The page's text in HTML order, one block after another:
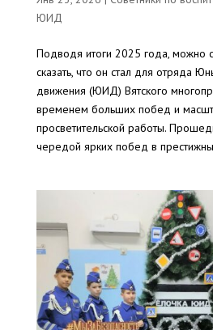
ЮИД
Подводя итоги 2025 года, можно
сказать, что он стал для отряда
движения (ЮИД) Вятского
временем больших побед и
просветительской работы.
чередой ярких побед в